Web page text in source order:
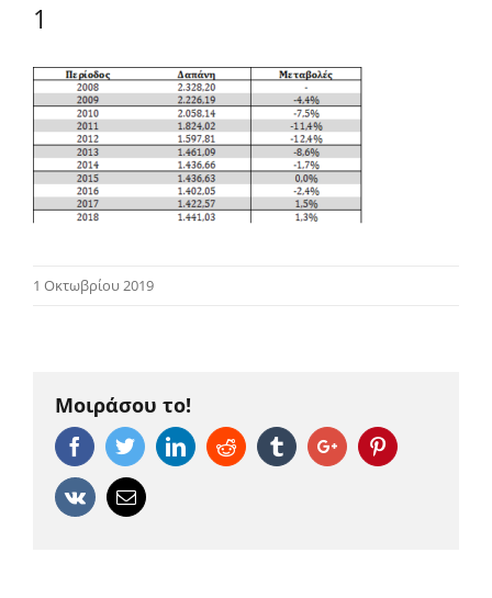
1
1 Οκτωβρίου 2019
Μοιράσου το!
FacebookTwitterLinkedinReddit TumblrGoogle+Pinterest
Vk Email